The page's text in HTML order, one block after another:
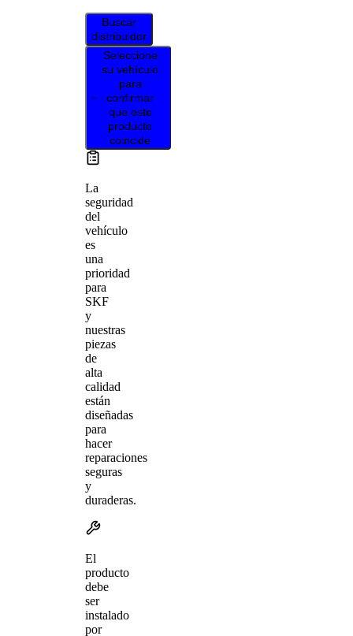
Buscar
distribuidor
Seleccione
su vehículo
para
confirmar
que este
producto
coincide
La
seguridad
del
vehículo
es
una
prioridad
para
SKF
y
nuestras
piezas
de
alta
calidad
están
diseñadas
para
hacer
reparaciones
seguras
y
duraderas.
El
producto
debe
ser
instalado
por